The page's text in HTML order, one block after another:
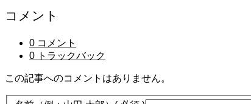
コメント
0 コメント
0 トラックバック
この記事へのコメントはありません。